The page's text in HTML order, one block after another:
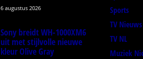
6 augustus 2026
Sony breidt WH-1000XM6
uit met stijlvolle nieuwe
kleur Olive Gray
Sports
TV Nieuws
TV NL
Muziek